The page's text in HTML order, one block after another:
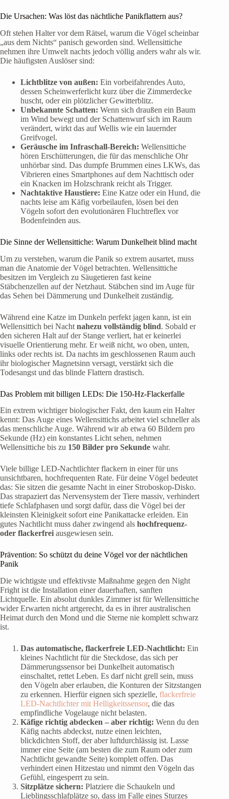
Die Ursachen: Was löst das nächtliche Panikflattern aus?
Oft stehen Halter vor dem Rätsel, warum die Vögel scheinbar
„aus dem Nichts“ panisch geworden sind. Wellensittiche
nehmen ihre Umwelt nachts jedoch völlig anders wahr als wir.
Die häufigsten Auslöser sind:
Lichtblitze von außen: Ein vorbeifahrendes Auto,
dessen Scheinwerferlicht kurz über die Zimmerdecke
huscht, oder ein plötzlicher Gewitterblitz.
Unbekannte Schatten: Wenn sich draußen ein Baum
im Wind bewegt und der Schattenwurf sich im Raum
verändert, wirkt das auf Wellis wie ein lauernder
Greifvogel.
Geräusche im Infraschall-Bereich: Wellensittiche
hören Erschütterungen, die für das menschliche Ohr
unhörbar sind. Das dumpfe Brummen eines LKWs, das
Vibrieren eines Smartphones auf dem Nachttisch oder
ein Knacken im Holzschrank reicht als Trigger.
Nachtaktive Haustiere: Eine Katze oder ein Hund, die
nachts leise am Käfig vorbeilaufen, lösen bei den
Vögeln sofort den evolutionären Fluchtreflex vor
Bodenfeinden aus.
Die Sinne der Wellensittiche: Warum Dunkelheit blind macht
Um zu verstehen, warum die Panik so extrem ausartet, muss
man die Anatomie der Vögel betrachten. Wellensittiche
besitzen im Vergleich zu Säugetieren fast keine
Stäbchenzellen auf der Netzhaut. Stäbchen sind im Auge für
das Sehen bei Dämmerung und Dunkelheit zuständig.
Während eine Katze im Dunkeln perfekt jagen kann, ist ein
Wellensittich bei Nacht nahezu vollständig blind. Sobald er
den sicheren Halt auf der Stange verliert, hat er keinerlei
visuelle Orientierung mehr. Er weiß nicht, wo oben, unten,
links oder rechts ist. Da nachts im geschlossenen Raum auch
ihr biologischer Magnetsinn versagt, verstärkt sich die
Todesangst und das blinde Flattern drastisch.
Das Problem mit billigen LEDs: Die 150-Hz-Flackerfalle
Ein extrem wichtiger biologischer Fakt, den kaum ein Halter
kennt: Das Auge eines Wellensittichs arbeitet viel schneller als
das menschliche Auge. Während wir ab etwa 60 Bildern pro
Sekunde (Hz) ein konstantes Licht sehen, nehmen
Wellensittiche bis zu 150 Bilder pro Sekunde wahr.
Viele billige LED-Nachtlichter flackern in einer für uns
unsichtbaren, hochfrequenten Rate. Für deine Vögel bedeutet
das: Sie sitzen die gesamte Nacht in einer Stroboskop-Disko.
Das strapaziert das Nervensystem der Tiere massiv, verhindert
tiefe Schlafphasen und sorgt dafür, dass die Vögel bei der
kleinsten Kleinigkeit sofort eine Panikattacke erleiden. Ein
gutes Nachtlicht muss daher zwingend als hochfrequenz-
oder flackerfrei ausgewiesen sein.
Prävention: So schützt du deine Vögel vor der nächtlichen
Panik
Die wichtigste und effektivste Maßnahme gegen den Night
Fright ist die Installation einer dauerhaften, sanften
Lichtquelle. Ein absolut dunkles Zimmer ist für Wellensittiche
wider Erwarten nicht artgerecht, da es in ihrer australischen
Heimat durch den Mond und die Sterne nie komplett schwarz
ist.
Das automatische, flackerfreie LED-Nachtlicht: Ein
kleines Nachtlicht für die Steckdose, das sich per
Dämmerungssensor bei Dunkelheit automatisch
einschaltet, rettet Leben. Es darf nicht grell sein, muss
den Vögeln aber erlauben, die Konturen der Sitzstangen
zu erkennen. Hierfür eignen sich spezielle, flackerfreie
LED-Nachtlichter mit Helligkeitssensor, die das
empfindliche Vogelauge nicht belasten.
Käfige richtig abdecken – aber richtig: Wenn du den
Käfig nachts abdeckst, nutze einen leichten,
blickdichten Stoff, der aber luftdurchlässig ist. Lasse
immer eine Seite (am besten die zum Raum oder zum
Nachtlicht gewandte Seite) komplett offen. Das
verhindert einen Hitzestau und nimmt den Vögeln das
Gefühl, eingesperrt zu sein.
Sitzplätze sichern: Platziere die Schaukeln und
Lieblingsschlafplätze so, dass im Falle eines Sturzes